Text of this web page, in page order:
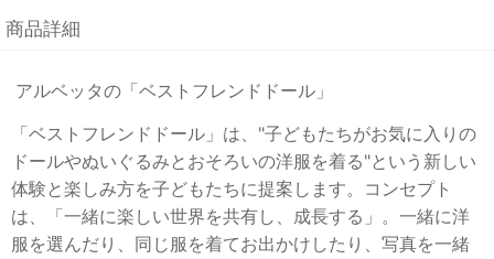
商品詳細
アルベッタの「ベストフレンドドール」
「ベストフレンドドール」は、"子どもたちがお気に入りの
ドールやぬいぐるみとおそろいの洋服を着る"という新しい
体験と楽しみ方を子どもたちに提案します。コンセプト
は、「一緒に楽しい世界を共有し、成長する」。一緒に洋
服を選んだり、同じ服を着てお出かけしたり、写真を一緒